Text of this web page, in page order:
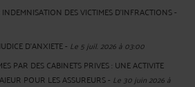
DES VICTIMES D'INFRACTIONS-
D’ANXIETE- Le 5 juil. 2026 à 03:00
PAR DES CABINETS PRIVES : UNE ACTIVITE
POUR LES ASSUREURS- Le 30 juin 2026 à